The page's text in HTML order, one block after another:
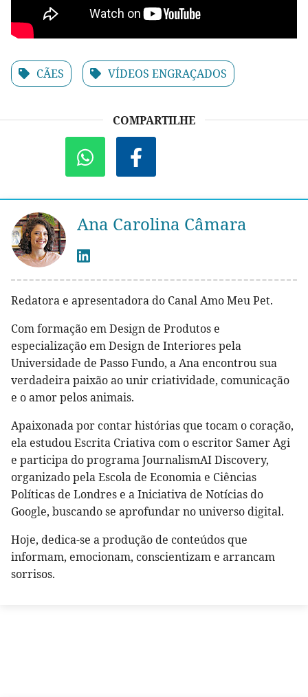
CÃES VÍDEOS ENGRAÇADOS
COMPARTILHE
Ana Carolina Câmara
Redatora e apresentadora do Canal Amo Meu Pet.
Com formação em Design de Produtos e
especialização em Design de Interiores pela
Universidade de Passo Fundo, a Ana encontrou sua
verdadeira paixão ao unir criatividade, comunicação
e o amor pelos animais.
Apaixonada por contar histórias que tocam o coração,
ela estudou Escrita Criativa com o escritor Samer Agi
e participa do programa JournalismAI Discovery,
organizado pela Escola de Economia e Ciências
Políticas de Londres e a Iniciativa de Notícias do
Google, buscando se aprofundar no universo digital.
Hoje, dedica-se a produção de conteúdos que
informam, emocionam, conscientizam e arrancam
sorrisos.